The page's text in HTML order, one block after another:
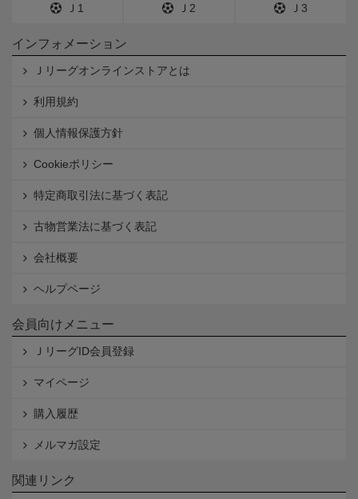
Ｊ1 Ｊ2 Ｊ3
インフォメーション
Ｊリーグオンラインストアとは
利用規約
個人情報保護方針
Cookieポリシー
特定商取引法に基づく表記
古物営業法に基づく表記
会社概要
ヘルプページ
会員向けメニュー
ＪリーグID会員登録
マイページ
購入履歴
メルマガ設定
関連リンク